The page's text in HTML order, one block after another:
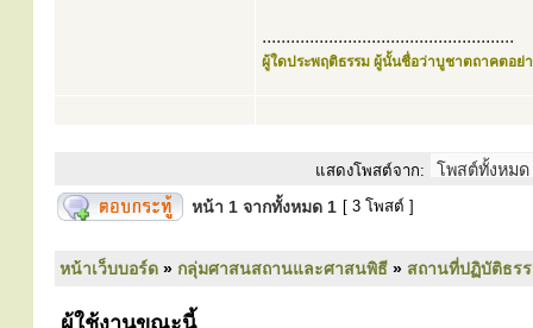
.....................................................
ผู้ใดประพฤติธรรม ผู้นั้นชื่อว่าบูชาตถาคตอย่า
แสดงโพสต์จาก:
หน้า 1 จากทั้งหมด 1 [ 3 โพสต์ ]
หน้าเว็บบอร์ด » กลุ่มศาสนสถานและศาสนพิธี » สถานที่ปฏิบัติธร
ผู้ใช้งานขณะนี้